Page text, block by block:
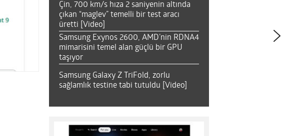
Çin, 700 km/s hıza 2 saniyenin altında
çıkan “maglev” temelli bir test aracı
üretti [Video]
Samsung Exynos 2600, AMD’nin RDNA4
mimarisini temel alan güçlü bir GPU
taşıyor
Samsung Galaxy Z TriFold, zorlu
sağlamlık testine tabi tutuldu [Video]